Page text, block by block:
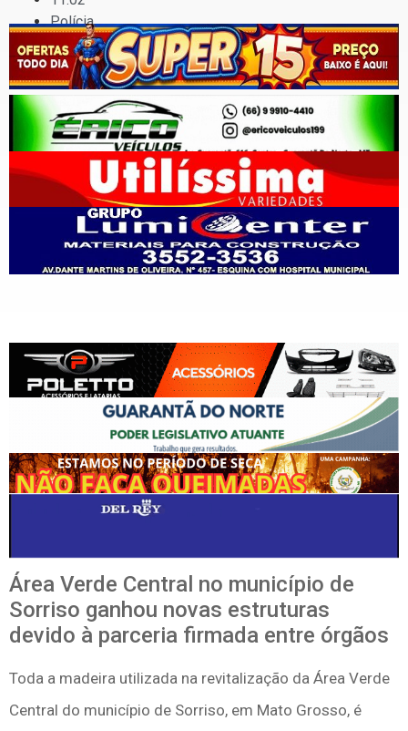
Polícia
Área Verde Central no município de
Sorriso ganhou novas estruturas
devido à parceria firmada entre órgãos
Toda a madeira utilizada na revitalização da Área Verde
Central do município de Sorriso, em Mato Grosso, é